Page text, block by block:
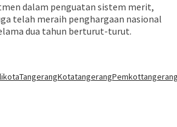
dalam penguatan sistem merit,
telah meraih penghargaan nasional
dua tahun berturut-turut.
Kotatangerang